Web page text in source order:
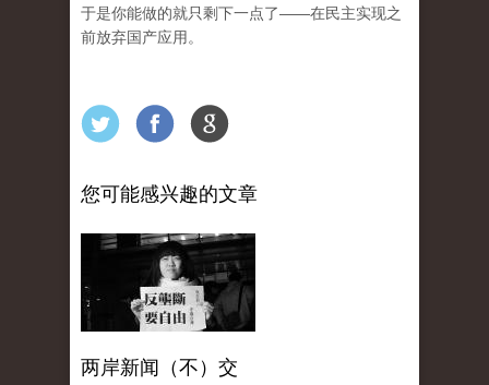
于是你能做的就只剩下一点了——在民主实现之
前放弃国产应用 。
您可能感兴趣的文章
两岸新闻（不）交